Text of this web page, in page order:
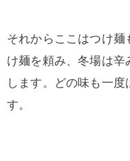
それからここはつけ
け麺を頼み、冬場は
します。どの味も一
す。